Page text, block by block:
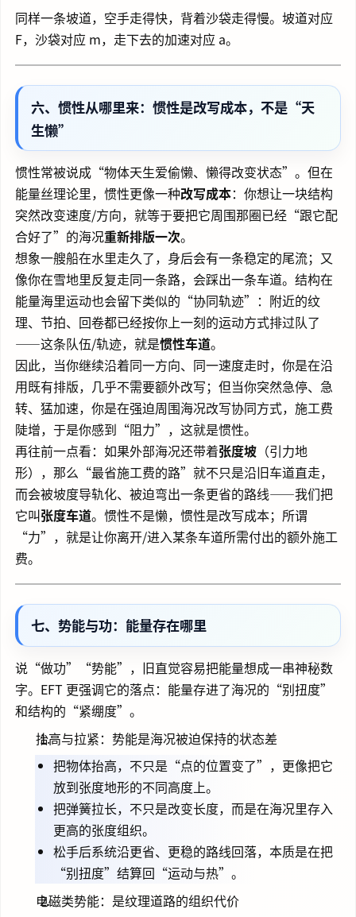
同样一条坡道，空手走得快，背着沙袋走得慢。坡道对应
F，沙袋对应 m，走下去的加速对应 a。
六、惯性从哪里来：惯性是改写成本，不是“天
生懒”
惯性常被说成“物体天生爱偷懒、懒得改变状态”。但在
能量丝理论里，惯性更像一种改写成本：你想让一块结构
突然改变速度/方向，就等于要把它周围那圈已经“跟它配
合好了”的海况重新排版一次。
想象一艘船在水里走久了，身后会有一条稳定的尾流；又
像你在雪地里反复走同一条路，会踩出一条车道。结构在
能量海里运动也会留下类似的“协同轨迹”：附近的纹
理、节拍、回卷都已经按你上一刻的运动方式排过队了
——这条队伍/轨迹，就是惯性车道。
因此，当你继续沿着同一方向、同一速度走时，你是在沿
用既有排版，几乎不需要额外改写；但当你突然急停、急
转、猛加速，你是在强迫周围海况改写协同方式，施工费
陡增，于是你感到“阻力”，这就是惯性。
再往前一点看：如果外部海况还带着张度坡 （引力地
形），那么“最省施工费的路”就不只是沿旧车道直走，
而会被坡度导轨化、被迫弯出一条更省的路线——我们把
它叫张度车道。惯性不是懒，惯性是改写成本；所谓
“力”，就是让你离开/进入某条车道所需付出的额外施工
费。
七、势能与功：能量存在哪里
说“做功”“势能”，旧直觉容易把能量想成一串神秘数
字。EFT 更强调它的落点：能量存进了海况的“别扭度”
和结构的“紧绷度”。
抬高与拉紧：势能是海况被迫保持的状态差
把物体抬高，不只是“点的位置变了”，更像把它
放到张度地形的不同高度上。
把弹簧拉长，不只是改变长度，而是在海况里存入
更高的张度组织。
松手后系统沿更省、更稳的路线回落，本质是在把
“别扭度”结算回“运动与热”。
电磁类势能：是纹理道路的组织代价